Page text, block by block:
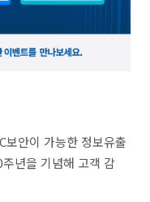
C보안이 가능한 정보유출
주년을 기념해 고객 감